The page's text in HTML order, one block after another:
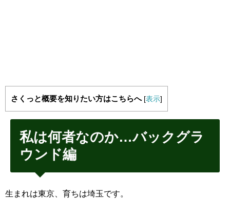
さくっと概要を知りたい方はこちらへ [表示]
私は何者なのか…バックグラ
ウンド編
生まれは東京、育ちは埼玉です。